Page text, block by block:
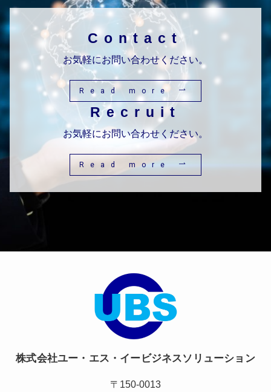
Contact
お気軽にお問い合わせください。
Read more
Recruit
お気軽にお問い合わせください。
Read more
株式会社ユー・エス・イービジネスソリューション
〒150-0013